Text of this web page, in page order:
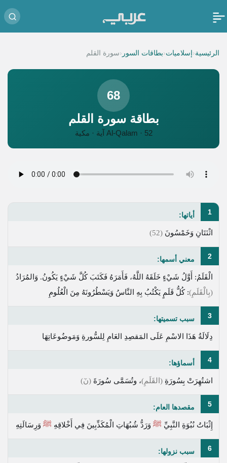
الرئيسية‹ إسلاميات‹بطاقات السور ‹سورة القلم
68
بطاقة سورة القلم
Al-Qalam · 52 آية · مكية
1 أياتها:
اثْنَتَانِ وَخَمْسُونَ (52)
2 معني أسمها:
الْقَلَمُ: أَوَّلُ شَيْءٍ خَلَقَهُ اللَّهُ، فَأَمَرَهُ فَكَتَبَ كُلَّ شَيْءٍ يَكُونُ. وَالمُرَادُ
(بِالْقَلَمِ): كُلُّ قَلَمٍ يَكْتُبُ بِهِ النَّاسُ وَيَسْطُرُونَهُ مِنَ الْعُلُومِ
3 سبب تسميتها:
دِلَالَةُ هَذَا الاسْمِ عَلَى المَقصِدِ العَامِ لِلسُّورةِ وَمَوضُوعَاتِهَا
4 أسماؤها:
اشتُهِرَتْ بِسُورَةِ (القَلَمِ)، وتُسَمَّى سُورَةَ (نٓ)
5 مقصدها العام:
إِثْبَاتُ نُبُوَةِ النَّبِيِّ ﷺ وَرَدُّ شُبُهَاتِ الْمُكَذِّبِينَ فِي أَخْلاقِهِ ﷺ وَرِسَالَتِهِ
6 سبب نزولها: